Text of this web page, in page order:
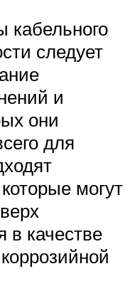
кабельного
следует
и
они
для
могут
в качестве